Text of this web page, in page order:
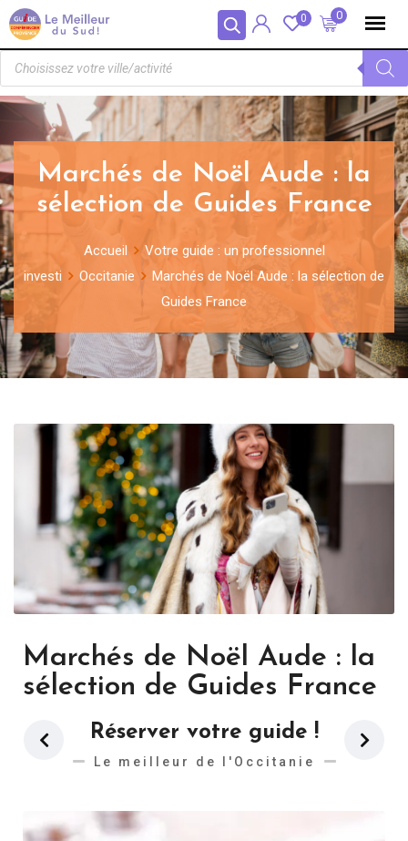
Panneau de gestion des cookies 0
0
Marchés de Noël Aude : la
sélection de Guides France
Accueil
Votre guide : un professionnel
investi
Occitanie
Marchés de Noël Aude : la sélection de
Guides France
Marchés de Noël Aude : la
sélection de Guides France
Réserver votre guide !
Le meilleur de l'Occitanie